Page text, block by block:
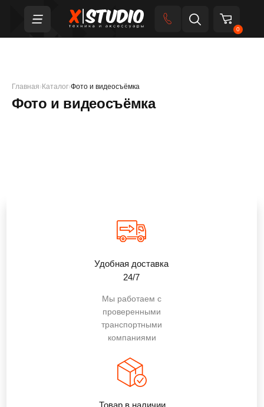
0
Главная› Каталог›Фото и видеосъёмка
Фото и видеосъёмка
Удобная доставка
24/7
Товар в наличии
Мы работаем с
проверенными
транспортными
компаниями